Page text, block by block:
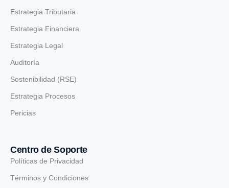
Estrategia Tributaria
Estrategia Financiera
Estrategia Legal
Auditoría
Sostenibilidad (RSE)
Estrategia Procesos
Pericias
Centro de Soporte
Políticas de Privacidad
Términos y Condiciones